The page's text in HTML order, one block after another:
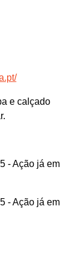
e calçado
- Ação já em
- Ação já em